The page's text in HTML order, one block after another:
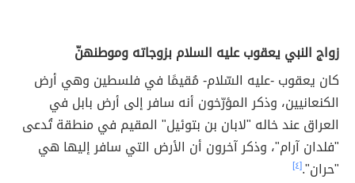
زواج النبي يعقوب عليه السلام بزوجاته وموطنهنّ
كان يعقوب -عليه السّلام- مُقيمًا في فلسطين وهي أرض
الكنعانيين، وذكر المؤرّخون أنه سافر إلى أرض بابل في
العراق عند خاله "لابان بن بتوئيل" المقيم في منطقة تُدعى
"فلدان آرام"، وذكر آخرون أن الأرض التي سافر إليها هي
"حران".[٤]